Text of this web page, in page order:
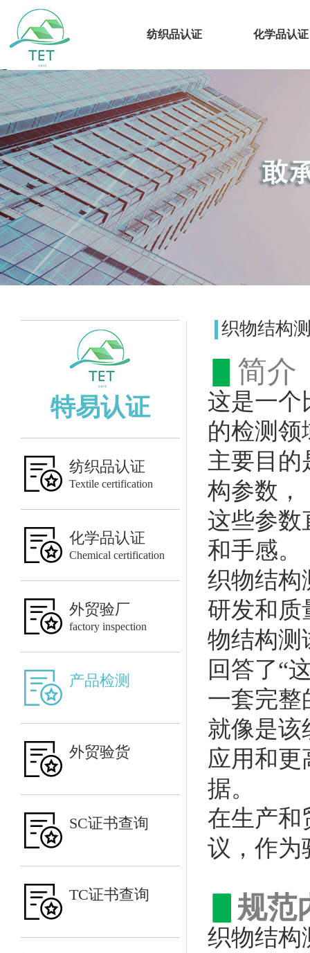
纺织品认证 化学品认证
特易认证
纺织品认证
Textile certification
化学品认证
Chemical certification
外贸验厂
factory inspection
产品检测
外贸验货
SC证书查询
TC证书查询
织物结构
简介
这是一个
的检测领
主要目的
构参数，
这些参数
和手感。
织物结构
研发和质
物结构测
回答了“
一套完整
就像是该
应用和更
据。
在生产和
议，作为
规范
织物结构